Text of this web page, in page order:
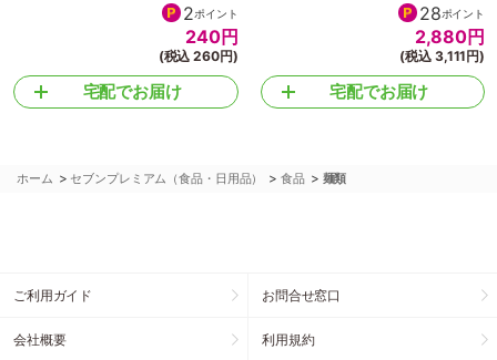
2ポイント
240円
(税込 260円)
宅配でお届け
28ポイント
2,880円
(税込 3,111円)
宅配でお届け
ホーム > セブンプレミアム（食品・日用品） >食品 > 麺類
ご利用ガイド お問合せ窓口
会社概要 利用規約